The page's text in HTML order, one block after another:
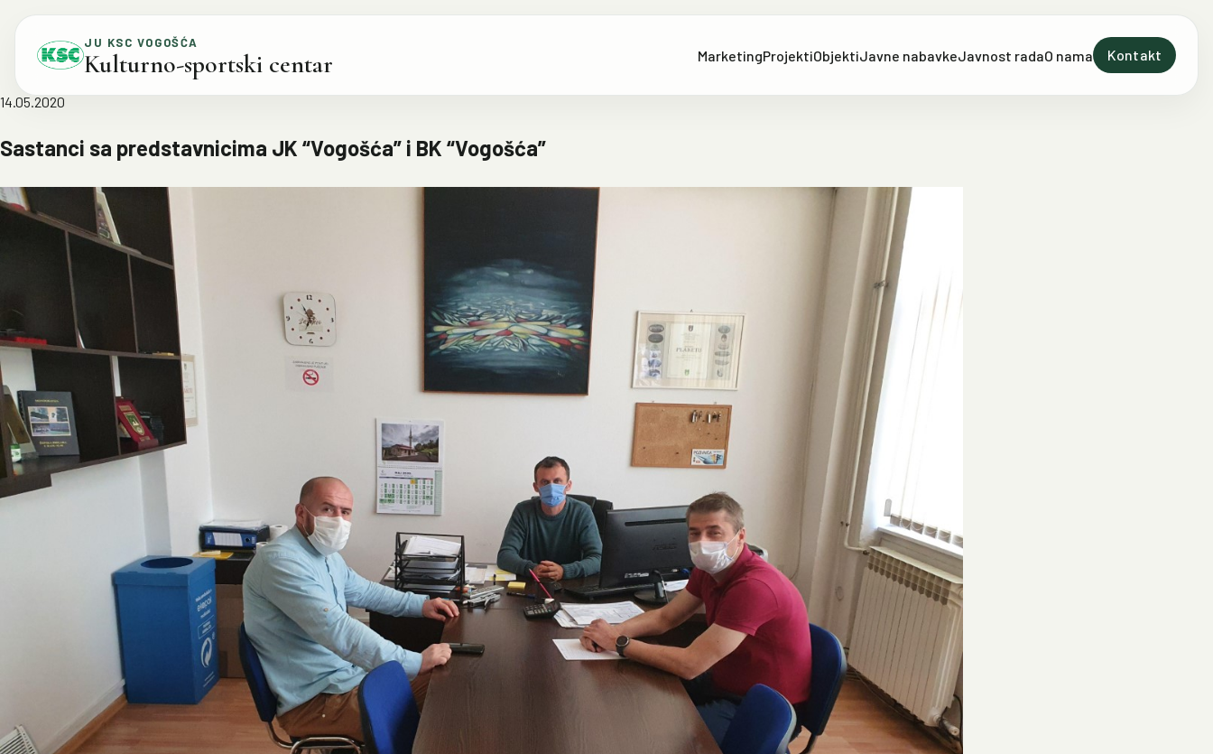
JU KSC VOGOŠĆA
Kulturno-sportski centar MarketingProjektiObjektiJavne nabavkeJavnost radaO nama Kontakt
14.05.2020
Sastanci sa predstavnicima JK “Vogošća” i BK “Vogošća”